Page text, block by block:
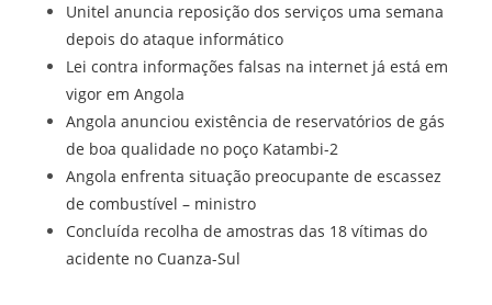
Unitel anuncia reposição dos serviços uma semana
depois do ataque informático
Lei contra informações falsas na internet já está em
vigor em Angola
Angola anunciou existência de reservatórios de gás
de boa qualidade no poço Katambi-2
Angola enfrenta situação preocupante de escassez
de combustível – ministro
Concluída recolha de amostras das 18 vítimas do
acidente no Cuanza-Sul